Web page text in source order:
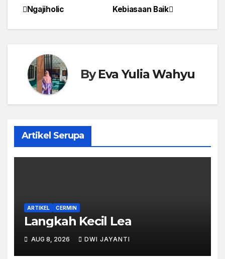
Kebiasaan Baik
Ngajiholic
ByEva Yulia Wahyu
Artikel Serupa
ARTIKEL CERMIN
Langkah Kecil Lea
AUG 8, 2026 DWI JAYANTI